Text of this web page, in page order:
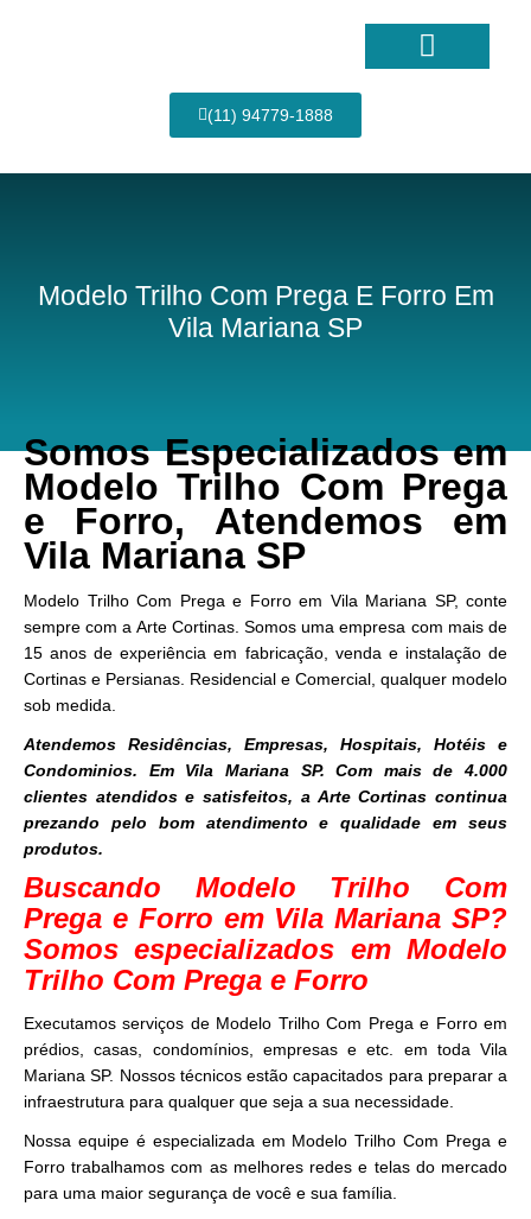
(11) 94779-1888
Modelo Trilho Com Prega E Forro Em
Vila Mariana SP
Somos Especializados em
Modelo Trilho Com Prega
e Forro, Atendemos em
Vila Mariana SP
Modelo Trilho Com Prega e Forro em Vila Mariana SP, conte
sempre com a Arte Cortinas. Somos uma empresa com mais de
15 anos de experiência em fabricação, venda e instalação de
Cortinas e Persianas. Residencial e Comercial, qualquer modelo
sob medida.
Atendemos Residências, Empresas, Hospitais, Hotéis e
Condominios. Em Vila Mariana SP. Com mais de 4.000
clientes atendidos e satisfeitos, a Arte Cortinas continua
prezando pelo bom atendimento e qualidade em seus
produtos.
Buscando Modelo Trilho Com
Prega e Forro em Vila Mariana SP?
Somos especializados em Modelo
Trilho Com Prega e Forro
Executamos serviços de Modelo Trilho Com Prega e Forro em
prédios, casas, condomínios, empresas e etc. em toda Vila
Mariana SP. Nossos técnicos estão capacitados para preparar a
infraestrutura para qualquer que seja a sua necessidade.
Nossa equipe é especializada em Modelo Trilho Com Prega e
Forro trabalhamos com as melhores redes e telas do mercado
para uma maior segurança de você e sua família.